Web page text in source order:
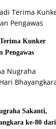
Kunker
Pengawas
Sakanti,
ke-80 dari